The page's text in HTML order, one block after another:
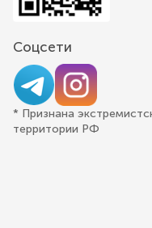
Соцсети
* Признана
территории РФ